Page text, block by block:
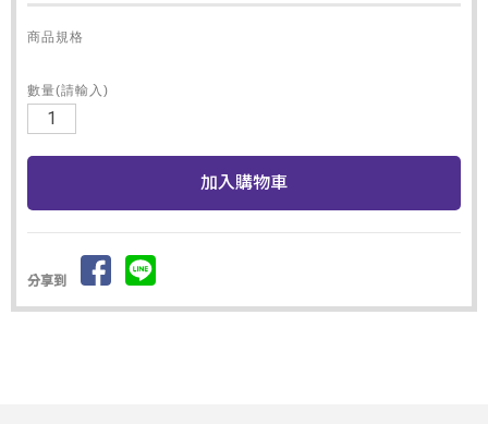
商品規格
數量(請輸入)
分享到